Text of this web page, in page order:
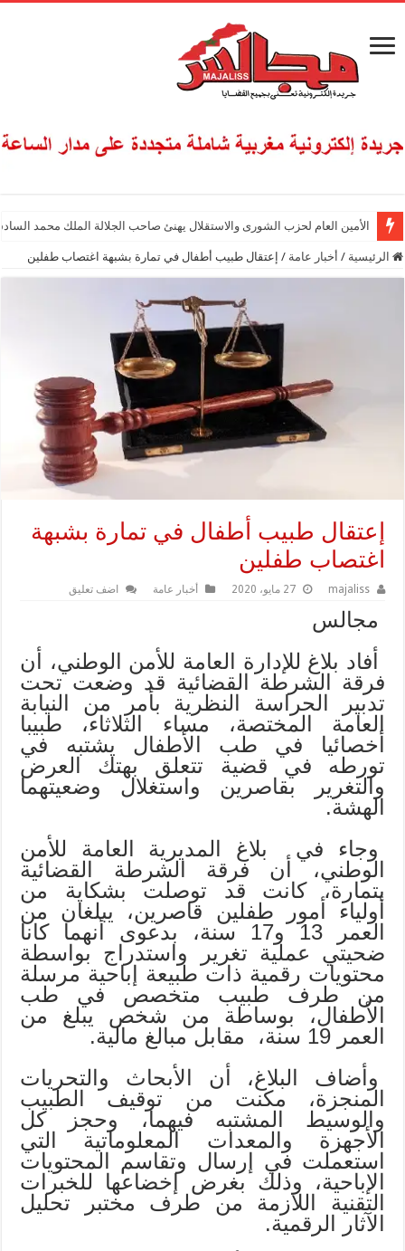
الأمين العام لحزب الشورى والاستقلال يهنئ صاحب الجلالة الملك محمد
الرئيسية / أخبار عامة / إعتقال طبيب أطفال في تمارة بشبهة اغتصاب طفلين
إعتقال طبيب أطفال في تمارة بشبهة
اغتصاب طفلين
majaliss 27 مايو، 2020 أخبار عامة اضف تعليق
مجالس
أفاد بلاغ للإدارة العامة للأمن الوطني، أن
فرقة الشرطة القضائية قد وضعت تحت
تدبير الحراسة النظرية بأمر من النيابة
العامة المختصة، مساء الثلاثاء، طبيبا
أخصائيا في طب الأطفال يشتبه في
تورطه في قضية تتعلق بهتك العرض
والتغرير بقاصرين واستغلال وضعيتهما
الهشة.
وجاء في بلاغ المديرية العامة للأمن
الوطني، أن فرقة الشرطة القضائية
بتمارة، كانت قد توصلت بشكاية من
أولياء أمور طفلين قاصرين، يبلغان من
العمر 13 و17 سنة، بدعوى أنهما كانا
ضحيتي عملية تغرير واستدراج بواسطة
محتويات رقمية ذات طبيعة إباحية مرسلة
من طرف طبيب متخصص في طب
الأطفال، بوساطة من شخص يبلغ من
العمر 19 سنة، مقابل مبالغ مالية.
وأضاف البلاغ، أن الأبحاث والتحريات
المنجزة، مكنت من توقيف الطبيب
والوسيط المشتبه فيهما، وحجز كل
الأجهزة والمعدات المعلوماتية التي
استعملت في إرسال وتقاسم المحتويات
الإباحية، وذلك بغرض إخضاعها للخبرات
التقنية اللازمة من طرف مختبر تحليل
الآثار الرقمية.